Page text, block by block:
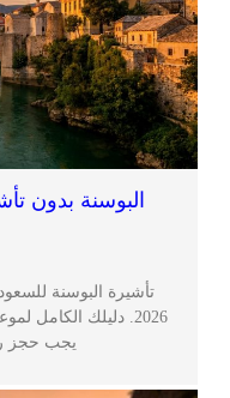
2026. دليلك الكامل
يجب حجز